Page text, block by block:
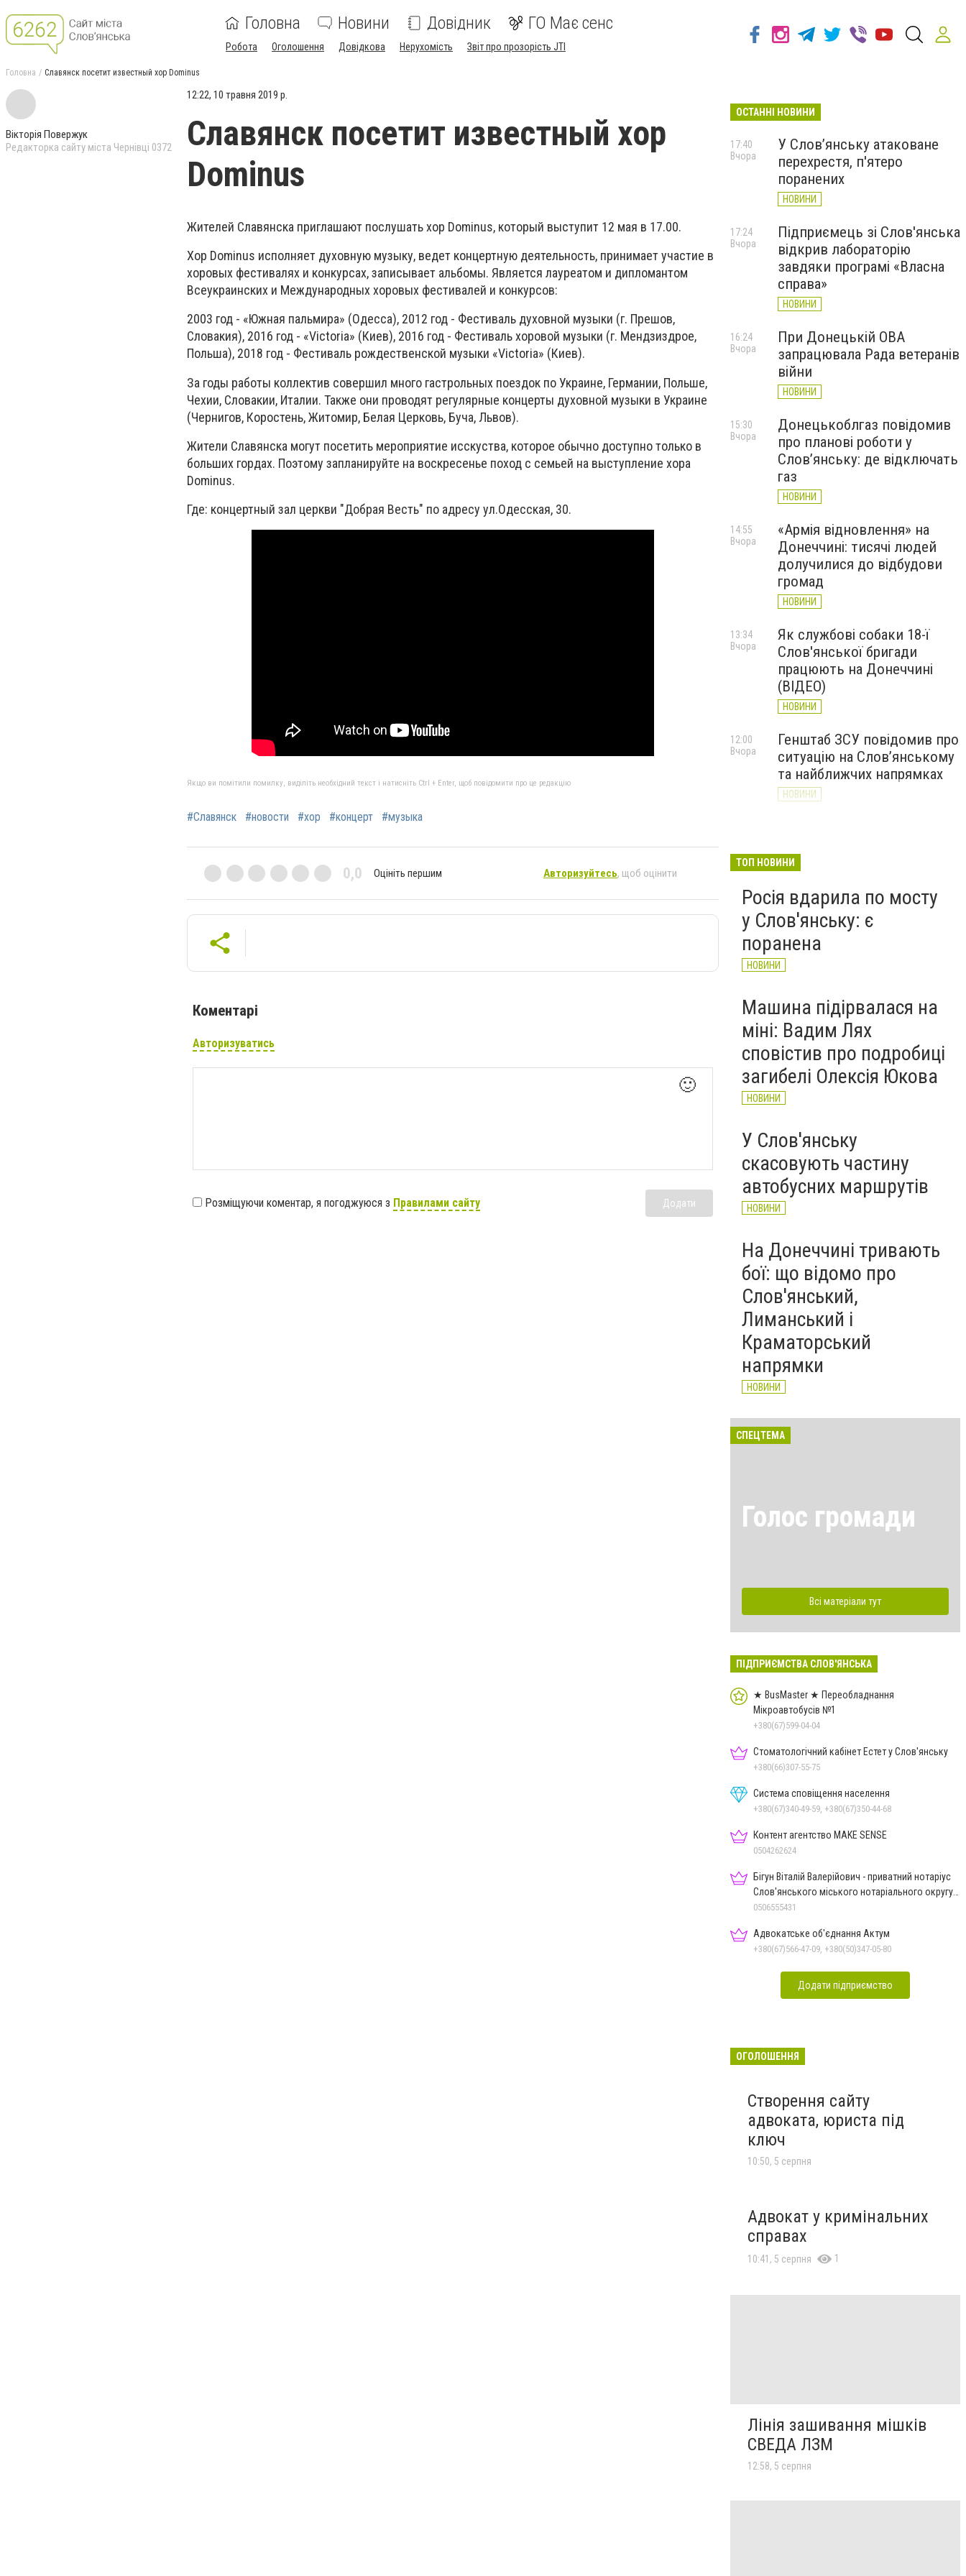
Головна Новини Довідник ГО Має сенс
Робота Оголошення Довідкова Нерухомість Звіт про прозорість JTI
Головна Славянск посетит известный хор Dominus
Вікторія Повержук
Редакторка сайту міста Чернівці 0372
12:22, 10 травня 2019 р.
Славянск посетит известный хор
Dominus
Жителей Славянска приглашают послушать хор Dominus, который выступит 12 мая в 17.00.
Хор Dominus исполняет духовную музыку, ведет концертную деятельность, принимает участие в
хоровых фестивалях и конкурсах, записывает альбомы. Является лауреатом и дипломантом
Всеукраинских и Международных хоровых фестивалей и конкурсов:
2003 год - «Южная пальмира» (Одесса), 2012 год - Фестиваль духовной музыки (г. Прешов,
Словакия), 2016 год - «Victoria» (Киев), 2016 год - Фестиваль хоровой музыки (г. Мендзиздрое,
Польша), 2018 год - Фестиваль рождественской музыки «Victoria» (Киев).
За годы работы коллектив совершил много гастрольных поездок по Украине, Германии, Польше,
Чехии, Словакии, Италии. Также они проводят регулярные концерты духовной музыки в Украине
(Чернигов, Коростень, Житомир, Белая Церковь, Буча, Львов).
Жители Славянска могут посетить мероприятие исскуства, которое обычно доступно только в
больших гордах. Поэтому запланируйте на воскресенье поход с семьей на выступление хора
Dominus.
Где: концертный зал церкви "Добрая Весть" по адресу ул.Одесская, 30.
Якщо ви помітили помилку, виділіть необхідний текст і натисніть Ctrl + Enter, щоб повідомити про це редакцію
#Славянск #новости #хор #концерт #музыка
0,0 Оцініть першим Авторизуйтесь, щоб оцінити
Коментарі
Авторизуватись
🙂
Розміщуючи коментар, я погоджуюся з Правилами сайту Додати
ОСТАННІ НОВИНИ
У Слов’янську атаковане
перехрестя, п'ятеро
поранених
НОВИНИ
17:40
Вчора
Підприємець зі Слов'янська
відкрив лабораторію
завдяки програмі «Власна
справа»
НОВИНИ
17:24
Вчора
При Донецькій ОВА
запрацювала Рада ветеранів
війни
НОВИНИ
16:24
Вчора
Донецькоблгаз повідомив
про планові роботи у
Слов’янську: де відключать
газ
НОВИНИ
15:30
Вчора
«Армія відновлення» на
Донеччині: тисячі людей
долучилися до відбудови
громад
НОВИНИ
14:55
Вчора
Як службові собаки 18-ї
Слов'янської бригади
працюють на Донеччині
(ВІДЕО)
НОВИНИ
13:34
Вчора
Генштаб ЗСУ повідомив про
ситуацію на Слов’янському
та найближчих напрямках
НОВИНИ
12:00
Вчора
великої війни: 7 серпня
ТОП НОВИНИ
Росія вдарила по мосту
у Слов'янську: є
поранена
НОВИНИ
Машина підірвалася на
міні: Вадим Лях
сповістив про подробиці
загибелі Олексія Юкова
НОВИНИ
У Слов'янську
скасовують частину
автобусних маршрутів
НОВИНИ
На Донеччині тривають
бої: що відомо про
Слов'янський,
Лиманський і
Краматорський
напрямки
НОВИНИ
СПЕЦТЕМА
Голос громади
Всі матеріали тут
ПІДПРИЄМСТВА СЛОВ'ЯНСЬКА
★ BusMaster ★ Переобладнання
Мікроавтобусів №1
+380(67)599-04-04
Стоматологічний кабінет Естет у Слов'янську
+380(66)307-55-75
Система сповіщення населення
+380(67)340-49-59, +380(67)350-44-68
Контент агентство MAKE SENSE
0504262624
Бігун Віталій Валерійович - приватний нотаріус
Слов'янського міського нотаріального округу
Дон.обл.
0506555431
Адвокатське об'єднання Актум
+380(67)566-47-09, +380(50)347-05-80
Додати підприємство
ОГОЛОШЕННЯ
Створення сайту
адвоката, юриста під
ключ
10:50, 5 серпня
Адвокат у кримінальних
справах
10:41, 5 серпня 1
Лінія зашивання мішків
СВЕДА ЛЗМ
12:58, 5 серпня